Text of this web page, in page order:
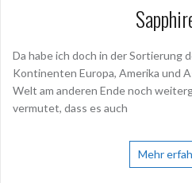
Da habe ich doch in der Sortierung
Kontinenten Europa, Amerika und
Welt am anderen Ende noch
vermutet, dass es auch
Mehr